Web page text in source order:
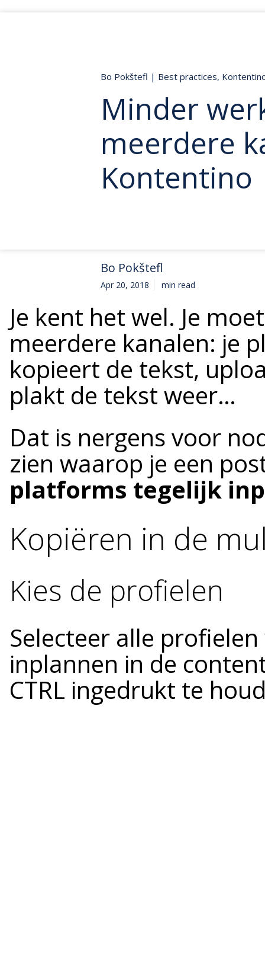
Bo Pokštefl | Best practices,
Minder
meerdere
Kontentino
Bo Pokštefl
Apr 20, 2018 min read
Je kent het wel. Je
meerdere kanalen: je
kopieert de tekst,
plakt de tekst weer…
Dat is nergens voor
zien waarop je een
platforms tegelijk
Kopiëren in de
Kies de profielen
Selecteer alle
inplannen in de
CTRL ingedrukt te